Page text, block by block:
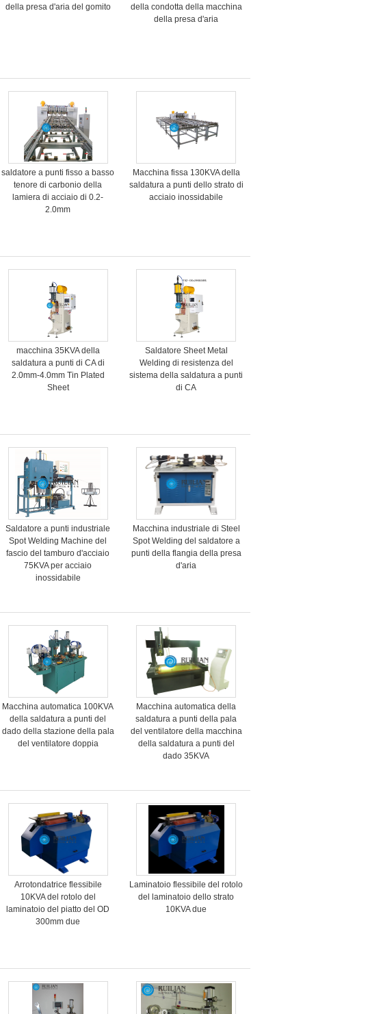
della presa d'aria del gomito
della condotta della macchina
della presa d'aria
saldatore a punti fisso a basso
tenore di carbonio della
lamiera di acciaio di 0.2-
2.0mm
Macchina fissa 130KVA della
saldatura a punti dello strato di
acciaio inossidabile
macchina 35KVA della
saldatura a punti di CA di
2.0mm-4.0mm Tin Plated
Sheet
Saldatore Sheet Metal
Welding di resistenza del
sistema della saldatura a punti
di CA
Saldatore a punti industriale
Spot Welding Machine del
fascio del tamburo d'acciaio
75KVA per acciaio
inossidabile
Macchina industriale di Steel
Spot Welding del saldatore a
punti della flangia della presa
d'aria
Macchina automatica 100KVA
della saldatura a punti del
dado della stazione della pala
del ventilatore doppia
Macchina automatica della
saldatura a punti della pala
del ventilatore della macchina
della saldatura a punti del
dado 35KVA
Arrotondatrice flessibile
10KVA del rotolo del
laminatoio del piatto del OD
300mm due
Laminatoio flessibile del rotolo
del laminatoio dello strato
10KVA due